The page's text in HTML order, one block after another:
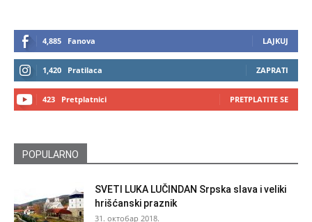
4,885 Fanova LAJKUJ
1,420 Pratilaca ZAPRATI
423 Pretplatnici PRETPLATITE SE
POPULARNO
SVETI LUKA LUČINDAN Srpska slava i veliki
hrišćanski praznik
31. октобар 2018.